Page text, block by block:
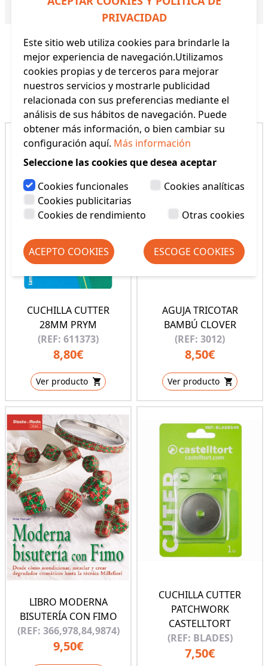
Referencia:H868
Productos Relacionados
CUCHILLA CUTTER
28MM PRYM
(REF: 611373)
8,80€
Ver producto
AGUJA TRICOTAR
BAMBÚ CLOVER
(REF: 3012)
8,50€
Ver producto
LIBRO MODERNA
BISUTERÍA CON FIMO
(REF: 366,978,84,9874)
9,50€
CUCHILLA CUTTER
PATCHWORK
CASTELLTORT
(REF: BLADES)
7,50€
PRIVACIDAD
Este sitio web utiliza cookies para brindarle la
mejor experiencia de navegación.Utilizamos
cookies propias y de terceros para mejorar
nuestros servicios y mostrarle publicidad
relacionada con sus preferencias mediante el
análisis de sus hábitos de navegación. Puede
obtener más información, o bien cambiar su
configuración aquí. Más información
Seleccione las cookies que desea aceptar
Cookies funcionales
Cookies analíticas
Cookies publicitarias
Cookies de rendimiento
Otras cookies
ACEPTO COOKIES ESCOGE COOKIES